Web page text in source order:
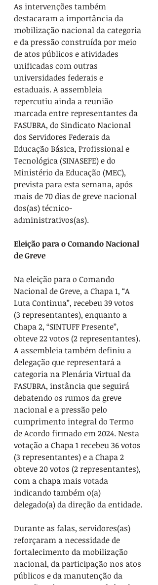
As intervenções também
destacaram a importância da
mobilização nacional da categoria
e da pressão construída por meio
de atos públicos e atividades
unificadas com outras
universidades federais e
estaduais. A assembleia
repercutiu ainda a reunião
marcada entre representantes da
FASUBRA, do Sindicato Nacional
dos Servidores Federais da
Educação Básica, Profissional e
Tecnológica (SINASEFE) e do
Ministério da Educação (MEC),
prevista para esta semana, após
mais de 70 dias de greve nacional
dos(as) técnico-
administrativos(as).
Eleição para o Comando Nacional
de Greve
Na eleição para o Comando
Nacional de Greve, a Chapa 1, “A
Luta Continua”, recebeu 39 votos
(3 representantes), enquanto a
Chapa 2, “SINTUFF Presente”,
obteve 22 votos (2 representantes).
A assembleia também definiu a
delegação que representará a
categoria na Plenária Virtual da
FASUBRA, instância que seguirá
debatendo os rumos da greve
nacional e a pressão pelo
cumprimento integral do Termo
de Acordo firmado em 2024. Nesta
votação a Chapa 1 recebeu 36 votos
(3 representantes) e a Chapa 2
obteve 20 votos (2 representantes),
com a chapa mais votada
indicando também o(a)
delegado(a) da direção da entidade.
Durante as falas, servidores(as)
reforçaram a necessidade de
fortalecimento da mobilização
nacional, da participação nos atos
públicos e da manutenção da